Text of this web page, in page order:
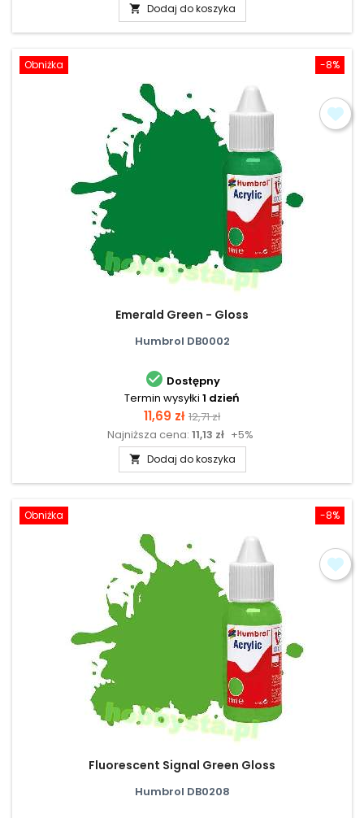
 Dodaj do koszyka
-8%
Obniżka
Emerald Green - Gloss
Humbrol DB0002
 Dostępny
Termin wysyłki 1 dzień
Cena
11,69 zł Cena
podstawowa
12,71 zł
Najniższa cena: 11,13 zł +5%
 Dodaj do koszyka
-8%
Obniżka
Fluorescent Signal Green Gloss
Humbrol DB0208